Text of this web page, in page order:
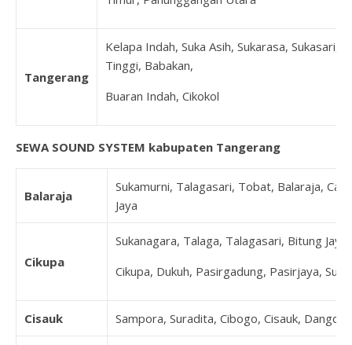
Tangerang
Kelapa Indah, Suka Asih, Sukarasa, Sukasari,
Tinggi, Babakan,
Buaran Indah, Cikokol
SEWA SOUND SYSTEM kabupaten Tangerang
Balaraja
Sukamurni, Talagasari, Tobat, Balaraja,
Jaya
Cikupa
Sukanagara, Talaga, Talagasari, Bitung
Cikupa, Dukuh, Pasirgadung, Pasirjaya,
Cisauk Sampora, Suradita, Cibogo, Cisauk,